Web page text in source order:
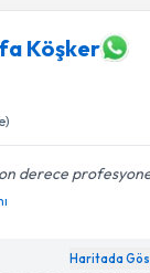
Köşker
derece
Haritada